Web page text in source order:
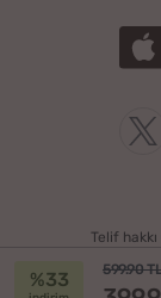
%33 599.90 TL
Telif